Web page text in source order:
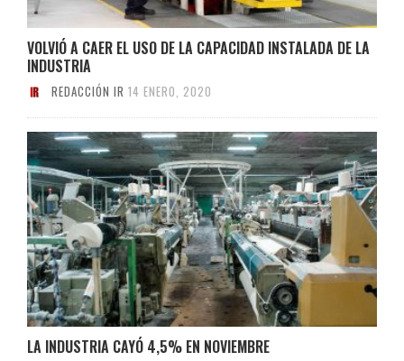
VOLVIÓ A CAER EL USO DE LA CAPACIDAD INSTALADA DE LA
INDUSTRIA
REDACCIÓN IR 14 ENERO, 2020
LA INDUSTRIA CAYÓ 4,5% EN NOVIEMBRE